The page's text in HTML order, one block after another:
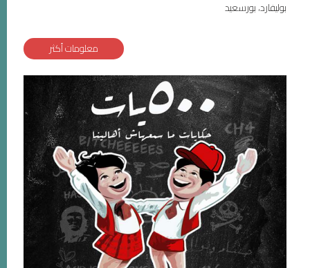
بوليفارد، بورسعيد
معلومات أكثر